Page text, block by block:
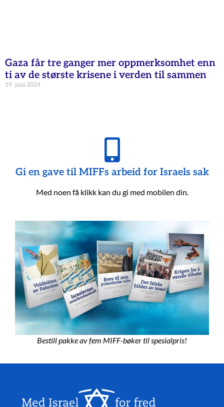
Gaza får tre ganger mer oppmerksomhet enn
ti av de største krisene i verden til sammen
19. juni 2024
Gi en gave til MIFFs arbeid for Israels sak
Med noen få klikk kan du gi med mobilen din.
Bestill pakke av fem MIFF-bøker til spesialpris!